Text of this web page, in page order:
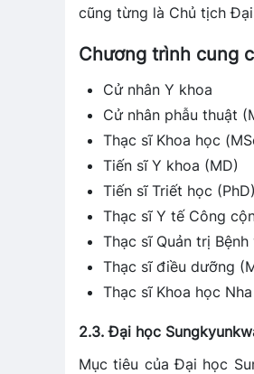
cũng từng là Chủ tịch
Chương trình cung
Cử nhân Y khoa
Cử nhân phẫu thuật
Thạc sĩ Khoa học
Tiến sĩ Y khoa (MD)
Tiến sĩ Triết học (PhD)
Thạc sĩ Y tế Công
Thạc sĩ Quản trị Bệnh
Thạc sĩ điều dưỡng
Thạc sĩ Khoa học
2.3. Đại học
Mục tiêu của Đại học